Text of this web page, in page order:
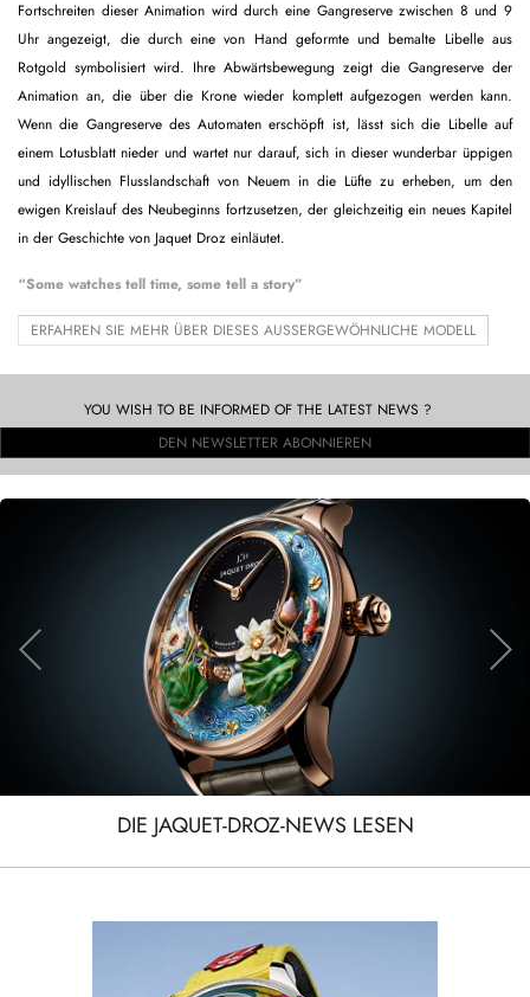
Fortschreiten dieser Animation wird durch eine Gangreserve zwischen 8 und 9
Uhr angezeigt, die durch eine von Hand geformte und bemalte Libelle aus
Rotgold symbolisiert wird. Ihre Abwärtsbewegung zeigt die Gangreserve der
Animation an, die über die Krone wieder komplett aufgezogen werden kann.
Wenn die Gangreserve des Automaten erschöpft ist, lässt sich die Libelle auf
einem Lotusblatt nieder und wartet nur darauf, sich in dieser wunderbar üppigen
und idyllischen Flusslandschaft von Neuem in die Lüfte zu erheben, um den
ewigen Kreislauf des Neubeginns fortzusetzen, der gleichzeitig ein neues Kapitel
in der Geschichte von Jaquet Droz einläutet.
“Some watches tell time, some tell a story”
ERFAHREN SIE MEHR ÜBER DIESES AUSSERGEWÖHNLICHE MODELL
YOU WISH TO BE INFORMED OF THE LATEST NEWS ?
DEN NEWSLETTER ABONNIEREN
DIE JAQUET-DROZ-NEWS LESEN